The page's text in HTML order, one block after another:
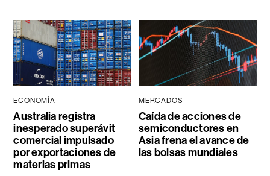
ECONOMÍA
Australia registra
inesperado superávit
comercial impulsado
por exportaciones de
materias primas
MERCADOS
Caída de acciones de
semiconductores en
Asia frena el avance de
las bolsas mundiales